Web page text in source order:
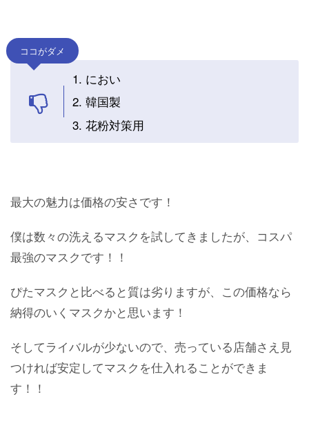
ココがダメ
におい
韓国製
花粉対策用
最大の魅力は価格の安さです！
僕は数々の洗えるマスクを試してきましたが、コスパ
最強のマスクです！！
ぴたマスクと比べると質は劣りますが、この価格なら
納得のいくマスクかと思います！
そしてライバルが少ないので、売っている店舗さえ見
つければ安定してマスクを仕入れることができま
す！！